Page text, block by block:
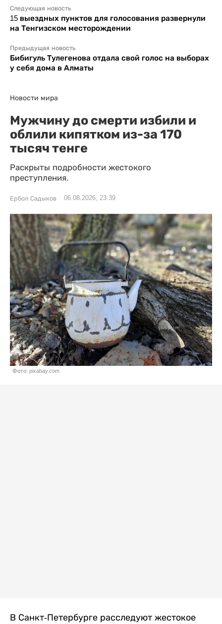
Следующая новость
15 выездных пунктов для голосования развернули
на Тенгизском месторождении
Предыдущая новость
Бибигуль Тулегенова отдала свой голос на выборах
у себя дома в Алматы
Новости мира
Мужчину до смерти избили и
облили кипятком из-за 170
тысяч тенге
Раскрыты подробности жестокого
преступления.
Ербол Садыков 06.08.2026, 23:39
Фото: pixabay.com
В Санкт-Петербурге расследуют жестокое